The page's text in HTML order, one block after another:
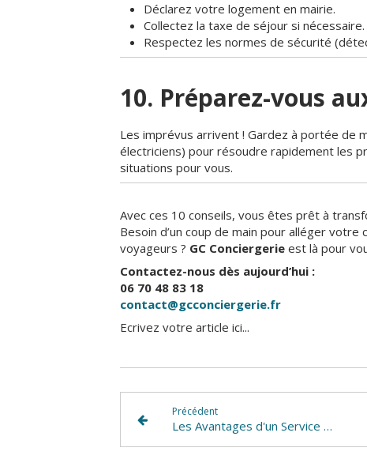
Déclarez votre logement en mairie.
Collectez la taxe de séjour si nécessaire.
Respectez les normes de sécurité
10. Préparez-vous
Les imprévus arrivent ! Gardez à portée de
électriciens) pour résoudre rapidement les
situations pour vous.
Avec ces 10 conseils, vous êtes prêt à
Besoin d’un coup de main pour alléger
voyageurs ? GC Conciergerie est là pour
Contactez-nous dès aujourd’hui :
06 70 48 83 18
contact@gcconciergerie.fr
Ecrivez votre article ici...
Précédent
Les Avantages d'un Service de Conciergerie pour les Propriétaires